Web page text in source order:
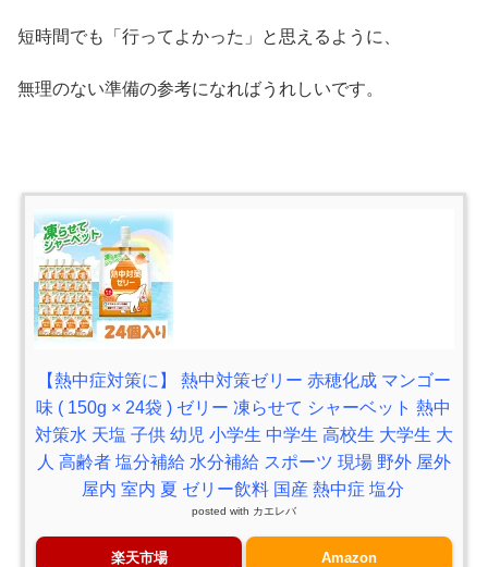
短時間でも「行ってよかった」と思えるように、
無理のない準備の参考になればうれしいです。
【熱中症対策に】 熱中対策ゼリー 赤穂化成 マンゴー
味 ( 150g × 24袋 ) ゼリー 凍らせて シャーベット 熱中
対策水 天塩 子供 幼児 小学生 中学生 高校生 大学生 大
人 高齢者 塩分補給 水分補給 スポーツ 現場 野外 屋外
屋内 室内 夏 ゼリー飲料 国産 熱中症 塩分
posted with カエレバ
楽天市場 Amazon